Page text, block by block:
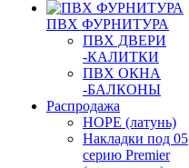
ПВХ ФУРНИТУРА
ПВХ ДВЕРИ
-КАЛИТКИ
ПВХ ОКНА
-БАЛКОНЫ
Распродажа
HOPE (латунь)
Накладки под 05
серию Premier